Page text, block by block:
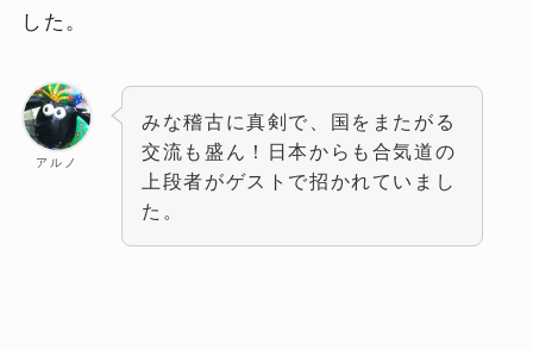
した。
アルノ
みな稽古に真剣で、国をまたがる
交流も盛ん！日本からも合気道の
上段者がゲストで招かれていまし
た。